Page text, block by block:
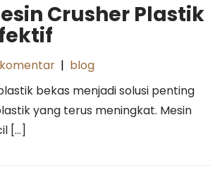
Crusher Plastik
| blog
bekas menjadi solusi penting
yang terus meningkat. Mesin
[…]